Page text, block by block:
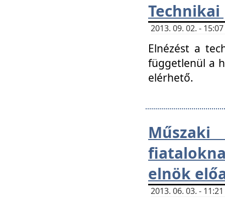
2013. 09. 02. -
Elnézést a
függetlenül a
elérhető.
elnök
2013. 06. 03. -